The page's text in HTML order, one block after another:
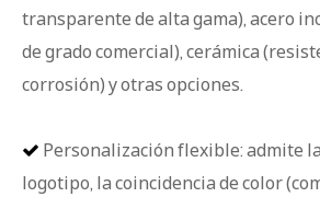
transparente de alta gama), acero
de grado comercial), cerámica
corrosión) y otras opciones.
 Personalización flexible: admite
logotipo, la coincidencia de color